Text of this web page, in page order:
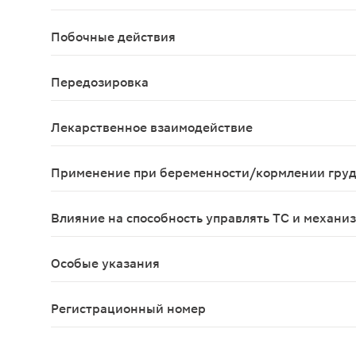
повышенная чувствительность к любому из
Побочные действия
Передозировка
Лекарственное взаимодействие
Применение при беременности/кормлении
Влияние на способность управлять ТС и
Особые указания
Регистрационный номер